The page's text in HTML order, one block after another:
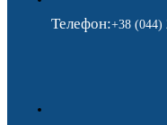
Телефон:+38 (044)